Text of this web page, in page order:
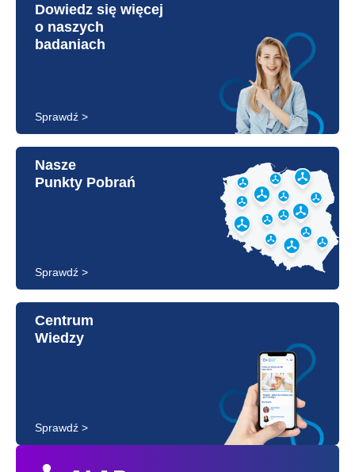
Dowiedz się więcej
o naszych
badaniach
Sprawdź >
Nasze
Punkty Pobrań
Sprawdź >
Centrum
Wiedzy
Sprawdź >